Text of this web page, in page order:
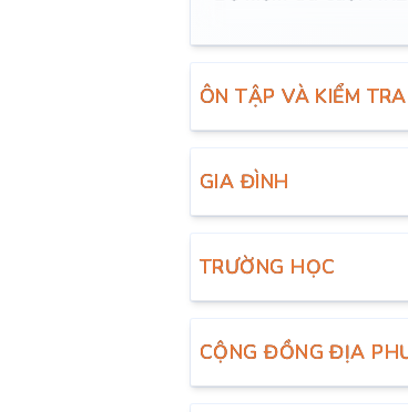
ÔN TẬP VÀ KIỂM
GIA ĐÌNH
TRƯỜNG HỌC
CỘNG ĐỒNG ĐỊA